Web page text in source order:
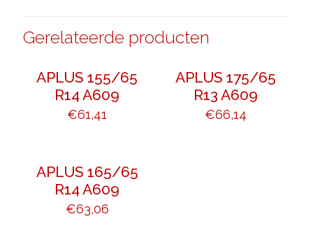
Gerelateerde producten
APLUS 155/65
R14 A609
€61,41
APLUS 175/65
R13 A609
€66,14
APLUS 165/65
R14 A609
€63,06